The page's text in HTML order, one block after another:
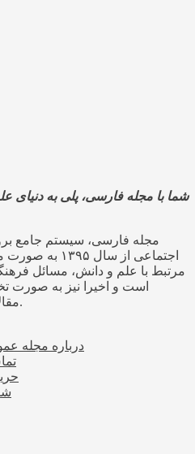
شما با مجله فارسی، پلی به دنیای
مجله فارسی، سیستم جامع
اجتماعی از
مرتبط با علم و دانش، مسائل
است و اخیرا نیز به صورت
مقالات این حوزه‌ها فعالیت می کند.
درباره مجله